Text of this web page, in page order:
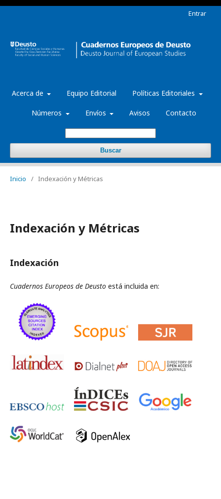
Acerca de Equipo Editorial Políticas Editoriales
Números Envíos Avisos Contacto
Buscar
Entrar
Inicio / Indexación y Métricas
Indexación y Métricas
Indexación
Cuadernos Europeos de Deusto está incluida en: